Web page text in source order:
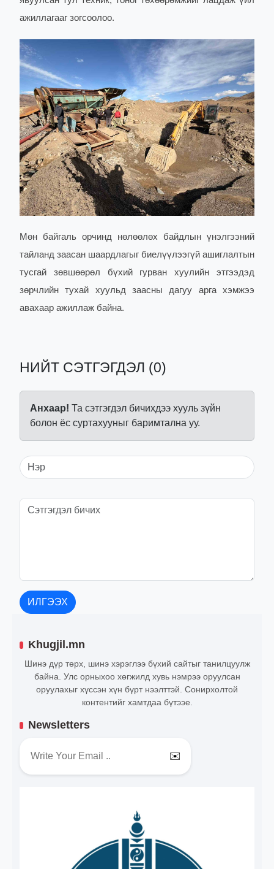
ажиллагааг зогсоолоо.
Мөн байгаль орчинд нөлөөлөх байдлын үнэлгээний
тайланд заасан шаардлагыг биелүүлээгүй ашиглалтын
тусгай зөвшөөрөл бүхий гурванхуулийн этгээдэд
зөрчлийн тухай хуульд заасны дагуу арга хэмжээ
авахаар ажиллаж байна.
НИЙТ СЭТГЭГДЭЛ (0)
Анхаар! Та сэтгэгдэл бичихдээ хууль зүйн
болон ёс суртахууныг баримтална уу.
ИЛГЭЭХ
Khugjil.mn
Шинэ дүр төрх, шинэ хэрэглээ бүхий сайтыг танилцуулж
байна. Улс орныхоо хөгжилд хувь нэмрээ оруулсан
оруулахыг хүссэн хүн бүрт нээлттэй. Сонирхолтой
контентийг хамтдаа бүтээе.
Newsletters
✉️